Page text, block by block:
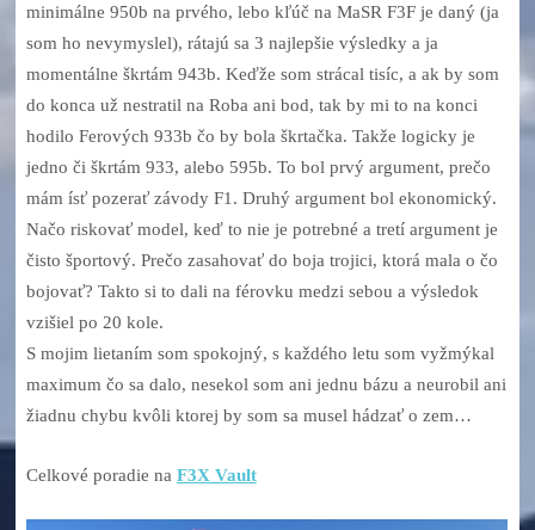
minimálne 950b na prvého, lebo kľúč na MaSR F3F je daný (ja
som ho nevymyslel), rátajú sa 3 najlepšie výsledky a ja
momentálne škrtám 943b. Keďže som strácal tisíc, a ak by som
do konca už nestratil na Roba ani bod, tak by mi to na konci
hodilo Ferových 933b čo by bola škrtačka. Takže logicky je
jedno či škrtám 933, alebo 595b. To bol prvý argument, prečo
mám ísť pozerať závody F1. Druhý argument bol ekonomický.
Načo riskovať model, keď to nie je potrebné a tretí argument je
čisto športový. Prečo zasahovať do boja trojici, ktorá mala o čo
bojovať? Takto si to dali na férovku medzi sebou a výsledok
vzišiel po 20 kole.
S mojim lietaním som spokojný, s každého letu som vyžmýkal
maximum čo sa dalo, nesekol som ani jednu bázu a neurobil ani
žiadnu chybu kvôli ktorej by som sa musel hádzať o zem…
Celkové poradie na F3X Vault